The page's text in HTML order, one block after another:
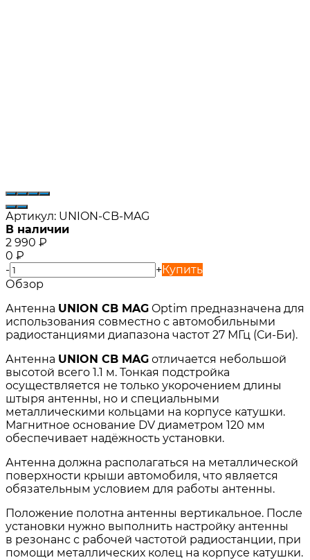
Артикул: UNION-CB-MAG
В наличии
2 990 ₽
0 ₽
-
+Купить
Обзор
Антенна UNION CB MAG Optim предназначена для
использования совместно с автомобильными
радиостанциями диапазона частот 27 МГц (Си-Би).
Антенна UNION CB MAG отличается небольшой
высотой всего 1.1 м. Тонкая подстройка
осуществляется не только укорочением длины
штыря антенны, но и специальными
металлическими кольцами на корпусе катушки.
Магнитное основание DV диаметром 120 мм
обеспечивает надёжность установки.
Антенна должна располагаться на металлической
поверхности крыши автомобиля, что является
обязательным условием для работы антенны.
Положение полотна антенны вертикальное. После
установки нужно выполнить настройку антенны
в резонанс с рабочей частотой радиостанции, при
помощи металлических колец на корпусе катушки.